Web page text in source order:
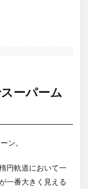
ーパーム
ン。
円軌道において一
一番大きく見える